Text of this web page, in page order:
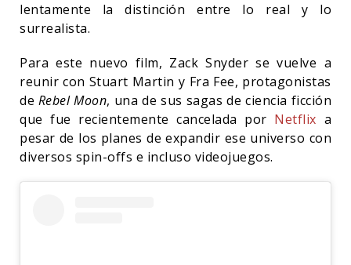
lentamente la distinción entre lo real y lo
surrealista.
Para este nuevo film, Zack Snyder se vuelve a
reunir con Stuart Martin y Fra Fee, protagonistas
de Rebel Moon, una de sus sagas de ciencia ficción
que fue recientemente cancelada por Netflix a
pesar de los planes de expandir ese universo con
diversos spin-offs e incluso videojuegos.